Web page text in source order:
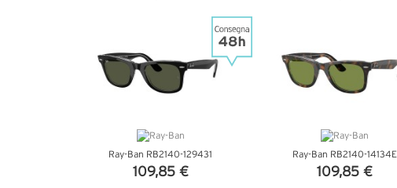
Ray-Ban RB2140-129431
109,85 €
Ray-Ban RB2140-14134E
109,85 €